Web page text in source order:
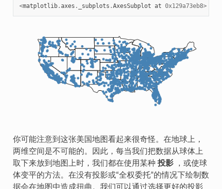
<matplotlib.axes . _subplots .AxesSubplot at 0x129a73eb8>
你可能注意到这张美国地图看起来很奇怪。在地球上，
两维空间是不可能的。因此，每当我们把数据从球体上
取下来放到地图上时，我们都在使用某种 投影，或使球
体变平的方法。在没有投影或“全权委托”的情况下绘制数
据会在地图中造成扭曲。我们可以通过选择更好的投影